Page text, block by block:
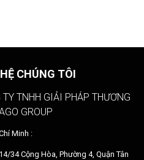
CHÚNG TÔI
TY TNHH GIẢI PHÁP THƯƠNG
GROUP
Minh :
34 Cộng Hòa, Phường 4, Quận Tân